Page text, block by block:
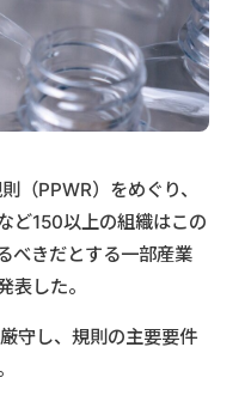
（PPWR）をめぐり、
ど150以上の組織はこの
べきだとする一部産業
表した。
守し、規則の主要要件